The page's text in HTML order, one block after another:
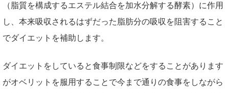
（脂質を構成するエステル結合を加水分解する酵素）に作用
し、本来吸収されるはずだった脂肪分の吸収を阻害すること
でダイエットを補助します。
ダイエットをしていると食事制限などをすることがあります
がオベリットを服用することで今まで通りの食事をしながら